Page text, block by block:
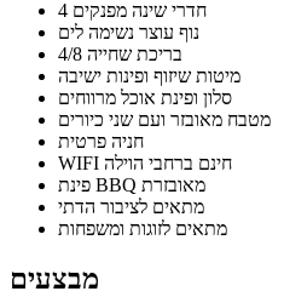
נוף עוצר נשימה לים
בריכת שחייה 4/8
מיטות שיזוף ופינות ישיבה
סלון ופינת אוכל מרווחים
מטבח מאובזר ועם שני כיורים
WIFI חינם ברחבי הוילה
פינת BBQ מאובזרת
מתאים לציבור הדתי
מתאים לזוגות ומשפחות
מבצעים